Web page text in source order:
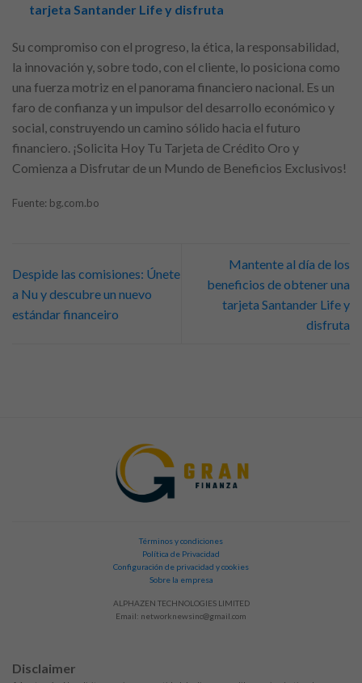
tarjeta Santander Life y disfruta
Su compromiso con el progreso, la ética, la responsabilidad,
la innovación y, sobre todo, con el cliente, lo posiciona como
una fuerza motriz en el panorama financiero nacional. Es un
faro de confianza y un impulsor del desarrollo económico y
social, construyendo un camino sólido hacia el futuro
financiero. ¡Solicita Hoy Tu Tarjeta de Crédito Oro y
Comienza a Disfrutar de un Mundo de Beneficios Exclusivos!
Fuente: bg.com.bo
Despide las comisiones: Únete
a Nu y descubre un nuevo
estándar financeiro
Mantente al día de los
beneficios de obtener una
tarjeta Santander Life y
disfruta
Términos y condiciones
Política de Privacidad
Configuración de privacidad y cookies
Sobre la empresa
ALPHAZEN TECHNOLOGIES LIMITED
Email: networknewsinc@gmail.com
Disclaimer